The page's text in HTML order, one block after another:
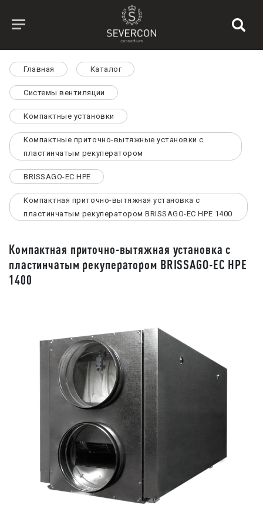
Главная Каталог
Системы вентиляции
Компактные установки
Компактные приточно-вытяжные установки с
пластинчатым рекуператором
BRISSAGO-EC HPE
Компактная приточно-вытяжная установка с
пластинчатым рекуператором BRISSAGO-EC HPE 1400
Компактная приточно-вытяжная установка с
пластинчатым рекуператором BRISSAGO-EC HPE
1400